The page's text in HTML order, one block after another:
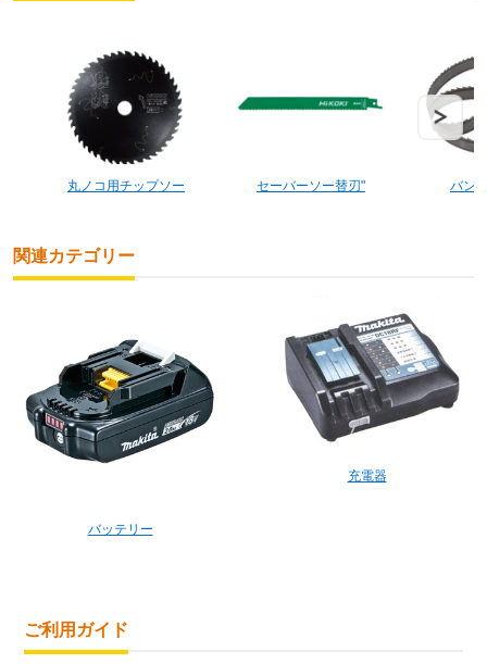
丸ノコ用チップソー セーバーソー替刃" バン
関連カテゴリー
バッテリー
充電器
ご利用ガイド